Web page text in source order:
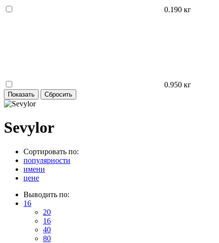
0.190 кг
0.950 кг
Sevylor
Сортировать по:
популярности
имени
цене
Выводить по:
16
20
16
40
80